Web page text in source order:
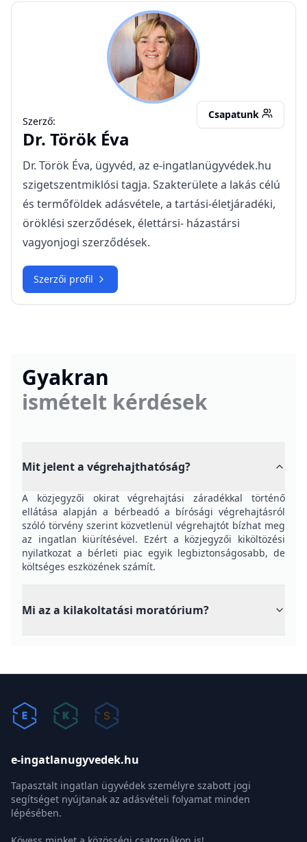
TÉ
Szerző:
Csapatunk
Dr. Török Éva
Dr. Török Éva, ügyvéd, az e-ingatlanügyvédek.hu
szigetszentmiklósi tagja. Szakterülete a lakás célú
és termőföldek adásvétele, a tartási-életjáradéki,
öröklési szerződések, élettársi- házastársi
vagyonjogi szerződések.
Szerzői profil
Gyakran
ismételt kérdések
Mit jelent a végrehajthatóság?
A közjegyzői okirat végrehajtási záradékkal történő
ellátása alapján a bérbeadó a bírósági végrehajtásról
szóló törvény szerint közvetlenül végrehajtót bízhat meg
az ingatlan kiürítésével. Ezért a közjegyzői kiköltözési
nyilatkozat a bérleti piac egyik legbiztonságosabb, de
költséges eszközének számít.
Mi az a kilakoltatási moratórium?
e-ingatlanugyvedek.hu
Tapasztalt ingatlan ügyvédek személyre szabott jogi
segítséget nyújtanak az adásvételi folyamat minden
lépésében.